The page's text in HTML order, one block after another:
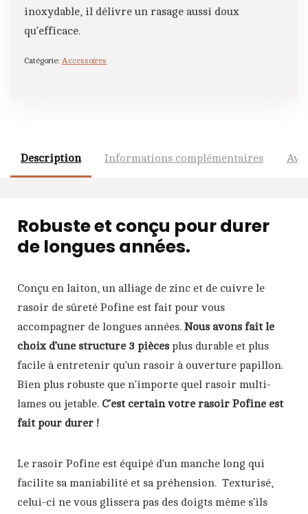
inoxydable, il délivre un rasage aussi doux
qu’efficace.
Catégorie: Accessoires
Description Informations complémentaires
Robuste et conçu pour durer
de longues années.
Conçu en laiton, un alliage de zinc et de cuivre le
rasoir de sûreté Pofine est fait pour vous
accompagner de longues années. Nous avons fait le
choix d’une structure 3 piècesplus durable et plus
facile à entretenir qu’un rasoir à ouverture papillon.
Bien plus robuste que n’importe quel rasoir multi-
lames ou jetable. C’est certain votre rasoir Pofine est
fait pour durer !
Le rasoir Pofine est équipé d’un manche long qui
facilite sa maniabilité et sa préhension. Texturisé,
celui-ci ne vous glissera pas des doigts même s’ils